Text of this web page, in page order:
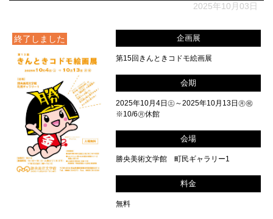
2025年10月03日
終了しました 企画展
第15回きんときコドモ絵画展
会期
2025年10月4日㊏～2025年10月13日㊊㊗
※10/6㊊休館
会場
勝央美術文学館 町民ギャラリー1
料金
無料